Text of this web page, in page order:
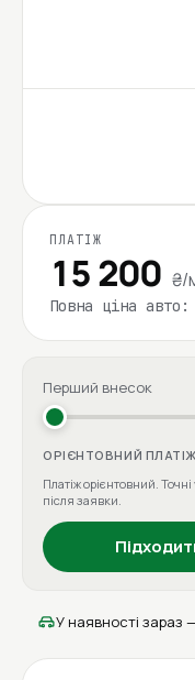
ПЛАТІЖ
15 200 ₴/
Повна ціна
Перший внесок
ОРІЄНТОВНИЙ ПЛАТІЖ
Платіж орієнтовний.
після заявки.
У наявності зараз